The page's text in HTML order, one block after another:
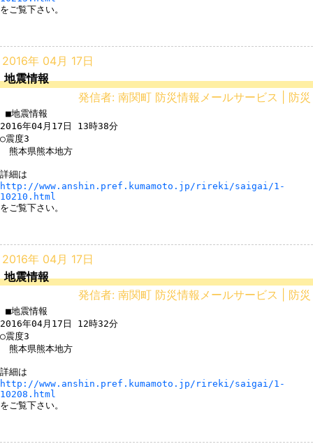
をご覧下さい。
2016年 04月 17日
地震情報
発信者: 南関町 防災情報メールサービス | 防災
2016年04月17日 13時38分
○震度3
熊本県熊本地方
http://www.anshin.pref.kumamoto.jp/rireki/saigai/1-
10210.html
をご覧下さい。
2016年 04月 17日
地震情報
発信者: 南関町 防災情報メールサービス | 防災
2016年04月17日 12時32分
○震度3
熊本県熊本地方
http://www.anshin.pref.kumamoto.jp/rireki/saigai/1-
10208.html
をご覧下さい。